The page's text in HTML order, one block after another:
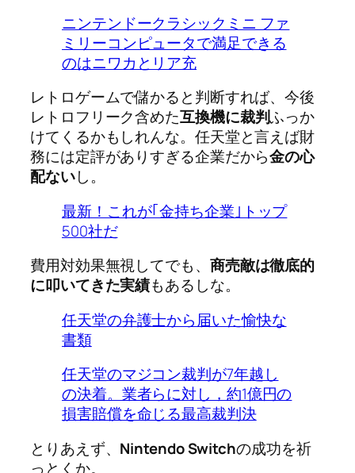
ニンテンドークラシックミニ ファ
ミリーコンピュータで満足できる
のはニワカとリア充
レトロゲームで儲かると判断すれば、今後
レトロフリーク含めた互換機に裁判ふっか
けてくるかもしれんな。任天堂と言えば財
務には定評がありすぎる企業だから金の心
配ないし。
最新！これが｢金持ち企業｣トップ
500社だ
費用対効果無視してでも、 商売敵は徹底的
に叩いてきた実績もあるしな。
任天堂の弁護士から届いた愉快な
書類
任天堂のマジコン裁判が7年越し
の決着。業者らに対し，約1億円の
損害賠償を命じる最高裁判決
とりあえず、 Nintendo Switchの成功を祈
っとくか。